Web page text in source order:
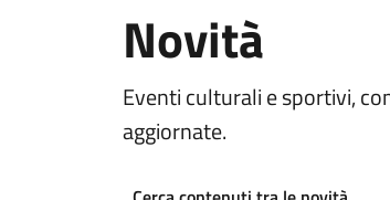
Novità
Eventi culturali e sportivi,
aggiornate.